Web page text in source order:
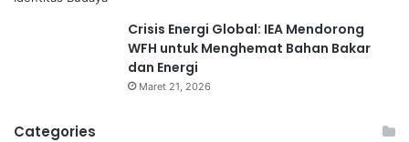
Crisis Energi Global: IEA Mendorong
WFH untuk Menghemat Bahan Bakar
dan Energi
Maret 21, 2026
Categories